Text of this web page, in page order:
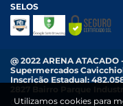
SELOS
@ 2022 ARENA ATACADO
Supermercados
Inscrição Estadual:
Os preços e condições
Utilizamos cookies para